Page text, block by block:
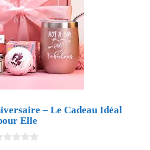
– Le Cadeau Idéal
Elle